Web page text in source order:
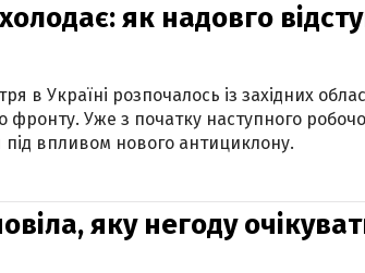
як надовго
в Україні розпочалось із західних
Уже з початку наступного
під впливом нового антициклону.
яку негоду